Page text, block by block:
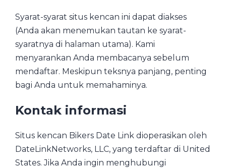
Syarat-syarat situs kencan ini dapat diakses
(Anda akan menemukan tautan ke syarat-
syaratnya di halaman utama). Kami
menyarankan Anda membacanya sebelum
mendaftar. Meskipun teksnya panjang, penting
bagi Anda untuk memahaminya.
Kontak informasi
Situs kencan Bikers Date Link dioperasikan oleh
DateLinkNetworks, LLC, yang terdaftar di United
States. Jika Anda ingin menghubungi